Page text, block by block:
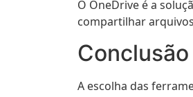
O OneDrive é a
compartilhar
Conclusão
A escolha das